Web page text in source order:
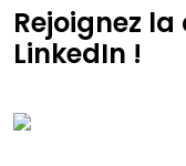
Rejoignez
LinkedIn !